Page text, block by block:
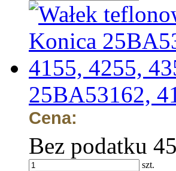
25BA53162,
Cena:
Bez podatku
szt.